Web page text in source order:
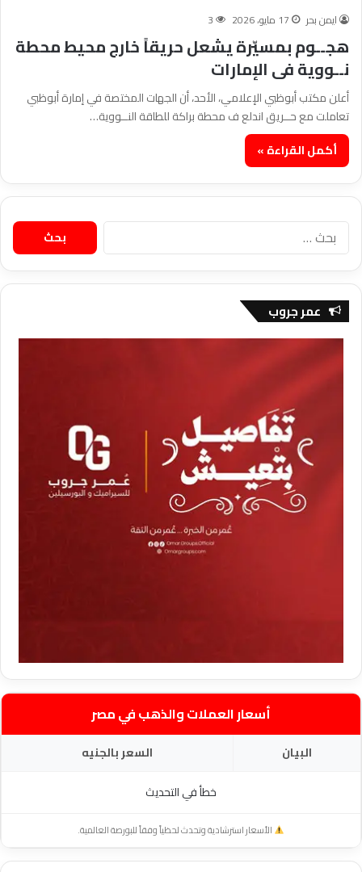
ايمن بحر 17 مايو، 2026 3
هجــوم بمسيّرة يشعل حريقاً خارج محيط محطة
نــووية فى الإمارات
أعلن مكتب أبوظبي الإعلامي، الأحد، أن الجهات المختصة في إمارة أبوظبي
تعاملت مع حــريق اندلع ف محطة براكة للطاقة النــووية…
أكمل القراءة »
البحث
عن:
عمر جروب
أسعار العملات والذهب في مصر
البيان
السعر بالجنيه
خطأ في التحديث
الأسعار استرشادية وتحدث لحظياً وفقاً للبورصة العالمية.